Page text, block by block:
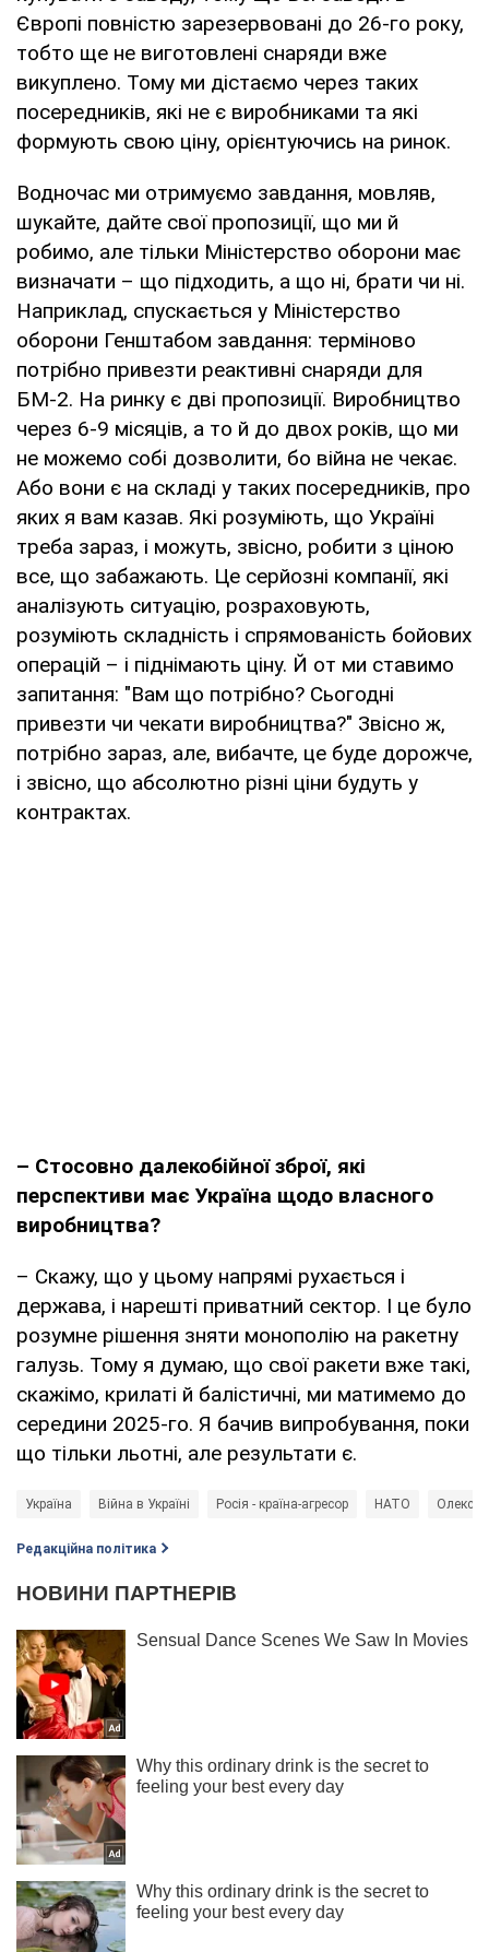
Європі повністю зарезервовані до 26-го року,
тобто ще не виготовлені снаряди вже
викуплено. Тому ми дістаємо через таких
посередників, які не є виробниками та які
формують свою ціну, орієнтуючись на ринок.
Водночас ми отримуємо завдання, мовляв,
шукайте, дайте свої пропозиції, що ми й
робимо, але тільки Міністерство оборони має
визначати – що підходить, а що ні, брати чи ні.
Наприклад, спускається у Міністерство
оборони Генштабом завдання: терміново
потрібно привезти реактивні снаряди для
БМ-2. На ринку є дві пропозиції. Виробництво
через 6-9 місяців, а то й до двох років, що ми
не можемо собі дозволити, бо війна не чекає.
Або вони є на складі у таких посередників, про
яких я вам казав. Які розуміють, що Україні
треба зараз, і можуть, звісно, робити з ціною
все, що забажають. Це серйозні компанії, які
аналізують ситуацію, розраховують,
розуміють складність і спрямованість бойових
операцій – і піднімають ціну. Й от ми ставимо
запитання: "Вам що потрібно? Сьогодні
привезти чи чекати виробництва?" Звісно ж,
потрібно зараз, але, вибачте, це буде дорожче,
і звісно, що абсолютно різні ціни будуть у
контрактах.
– Стосовно далекобійної зброї, які
перспективи має Україна щодо власного
виробництва?
– Скажу, що у цьому напрямі рухається і
держава, і нарешті приватний сектор. І це було
розумне рішення зняти монополію на ракетну
галузь. Тому я думаю, що свої ракети вже такі,
скажімо, крилаті й балістичні, ми матимемо до
середини 2025-го. Я бачив випробування, поки
що тільки льотні, але результати є.
Україна Війна в Україні Росія - країна-агресор НАТО Олексій
Редакційна політика